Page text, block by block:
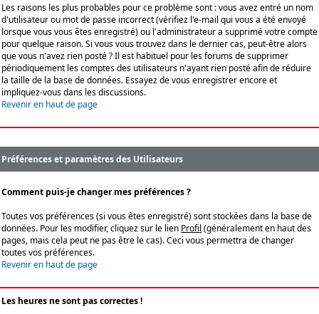
Les raisons les plus probables pour ce problème sont : vous avez entré un nom
d'utilisateur ou mot de passe incorrect (vérifiez l'e-mail qui vous a été envoyé
lorsque vous vous êtes enregistré) ou l'administrateur a supprimé votre compte
pour quelque raison. Si vous vous trouvez dans le dernier cas, peut-être alors
que vous n'avez rien posté ? Il est habituel pour les forums de supprimer
périodiquement les comptes des utilisateurs n'ayant rien posté afin de réduire
la taille de la base de données. Essayez de vous enregistrer encore et
impliquez-vous dans les discussions.
Revenir en haut de page
Préférences et paramètres des Utilisateurs
Comment puis-je changer mes préférences ?
Toutes vos préférences (si vous êtes enregistré) sont stockées dans la base de
données. Pour les modifier, cliquez sur le lien Profil (généralement en haut des
pages, mais cela peut ne pas être le cas). Ceci vous permettra de changer
toutes vos préférences.
Revenir en haut de page
Les heures ne sont pas correctes !